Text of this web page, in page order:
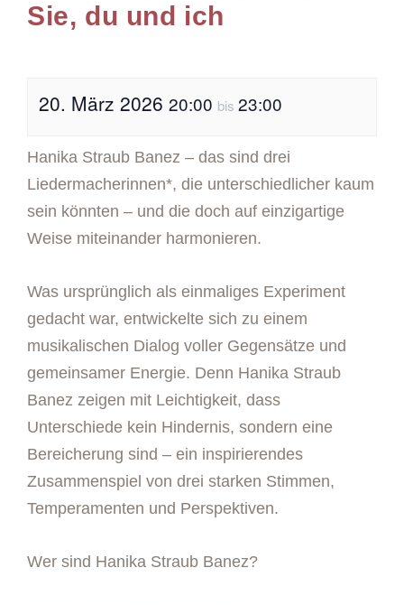
Sie, du und ich
20. März 2026 20:00 bis 23:00
Hanika Straub Banez – das sind drei
Liedermacherinnen*, die unterschiedlicher kaum
sein könnten – und die doch auf einzigartige
Weise miteinander harmonieren.
Was ursprünglich als einmaliges Experiment
gedacht war, entwickelte sich zu einem
musikalischen Dialog voller Gegensätze und
gemeinsamer Energie. Denn Hanika Straub
Banez zeigen mit Leichtigkeit, dass
Unterschiede kein Hindernis, sondern eine
Bereicherung sind – ein inspirierendes
Zusammenspiel von drei starken Stimmen,
Temperamenten und Perspektiven.
Wer sind Hanika Straub Banez?